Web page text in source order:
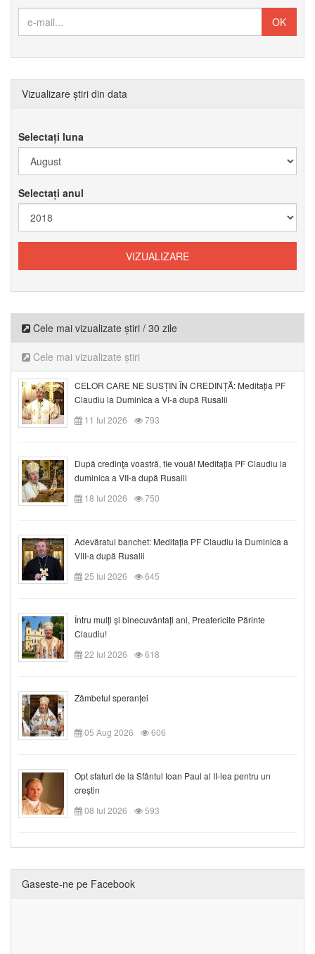
Vizualizare știri din data
Selectați luna
Selectați anul
Cele mai vizualizate știri / 30 zile
Cele mai vizualizate știri
CELOR CARE NE SUSȚIN ÎN CREDINȚĂ: Meditația PF
Claudiu la Duminica a VI-a după Rusalii
11 Iul 2026
793
După credinţa voastră, fie vouă! Meditația PF Claudiu la
duminica a VII-a după Rusalii
18 Iul 2026
750
Adevăratul banchet: Meditația PF Claudiu la Duminica a
VIII-a după Rusalii
25 Iul 2026
645
Întru mulți și binecuvântați ani, Preafericite Părinte
Claudiu!
22 Iul 2026
618
Zâmbetul speranței
05 Aug 2026 606
Opt sfaturi de la Sfântul Ioan Paul al II-lea pentru un
creștin
08 Iul 2026
593
Gaseste-ne pe Facebook